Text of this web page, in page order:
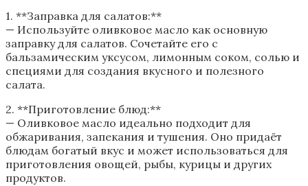
1. **Заправка для салатов:**
— Используйте оливковое масло как основную
заправку для салатов. Сочетайте его с
бальзамическим уксусом, лимонным соком, солью и
специями для создания вкусного и полезного
салата.
2. **Приготовление блюд:**
— Оливковое масло идеально подходит для
обжаривания, запекания и тушения. Оно придаёт
блюдам богатый вкус и может использоваться для
приготовления овощей, рыбы, курицы и других
продуктов.